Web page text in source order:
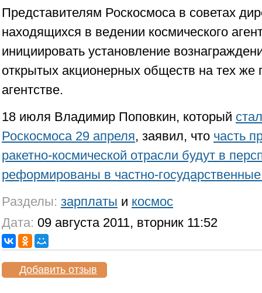
Представителям Роскосмоса в советах
находящихся в ведении космического
инициировать установление
открытых акционерных обществ на тех же
агентстве.
18 июля Владимир Поповкин, который
Роскосмоса 29 апреля, заявил, что часть
ракетно-космической отрасли будут в
реформированы в частно-
Разделы: зарплаты и космос
Дата: 09 августа 2011, вторник 11:52
Добавить отзыв